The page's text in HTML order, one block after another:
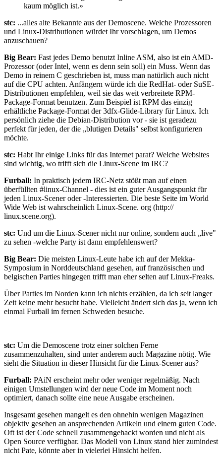
kaum möglich ist.»
stc: ...alles alte Bekannte aus der Demoscene. Welche Prozessoren
und Linux-Distributionen würdet Ihr vorschlagen, um Demos
anzuschauen?
Big Bear: Fast jedes Demo benutzt Inline ASM, also ist ein AMD-
Prozessor (oder Intel, wenn es denn sein soll) ein Muss. Wenn das
Demo in reinem C geschrieben ist, muss man natürlich auch nicht
auf die CPU achten. Anfängern würde ich die RedHat- oder SuSE-
Distributionen empfehlen, weil sie das weit verbreitete RPM-
Package-Format benutzen. Zum Beispiel ist RPM das einzig
erhältliche Package-Format der 3dfx-Glide-Library für Linux. Ich
persönlich ziehe die Debian-Distribution vor - sie ist geradezu
perfekt für jeden, der die „blutigen Details" selbst konfigurieren
möchte.
stc: Habt Ihr einige Links für das Internet parat? Welche Websites
sind wichtig, wo trifft sich die Linux-Scene im IRC?
Furball: In praktisch jedem IRC-Netz stößt man auf einen
überfüllten #linux-Channel - dies ist ein guter Ausgangspunkt für
jeden Linux-Scener oder -Interessierten. Die beste Seite im World
Wide Web ist wahrscheinlich Linux-Scene. org (http://
linux.scene.org).
stc: Und um die Linux-Scener nicht nur online, sondern auch „live"
zu sehen -welche Party ist dann empfehlenswert?
Big Bear: Die meisten Linux-Leute habe ich auf der Mekka-
Symposium in Norddeutschland gesehen, auf französischen und
belgischen Parties hingegen trifft man eher selten auf Linux-Freaks.
Über Parties im Norden kann ich nichts erzählen, da ich seit langer
Zeit keine mehr besucht habe. Vielleicht ändert sich das ja, wenn ich
einmal Furball im fernen Schweden besuche.
stc: Um die Demoscene trotz einer solchen Ferne
zusammenzuhalten, sind unter anderem auch Magazine nötig. Wie
sieht die Situation in dieser Hinsicht für die Linux-Scener aus?
Furball: PAiN erscheint mehr oder weniger regelmäßig. Nach
einigen Umstellungen wird der neue Code im Moment noch
optimiert, danach sollte eine neue Ausgabe erscheinen.
Insgesamt gesehen mangelt es den ohnehin wenigen Magazinen
objektiv gesehen an ansprechenden Artikeln und einem guten Code.
Oft ist der Code schnell zusammengehackt worden und nicht als
Open Source verfügbar. Das Modell von Linux stand hier zumindest
nicht Pate, könnte aber in vielerlei Hinsicht helfen.